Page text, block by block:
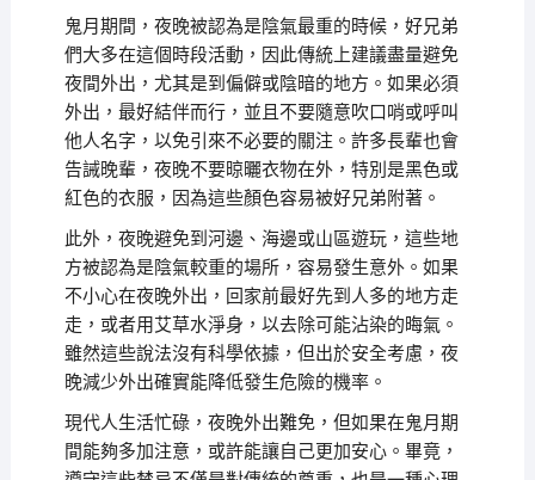
鬼月期間，夜晚被認為是陰氣最重的時候，好兄弟
們大多在這個時段活動，因此傳統上建議盡量避免
夜間外出，尤其是到偏僻或陰暗的地方。如果必須
外出，最好結伴而行，並且不要隨意吹口哨或呼叫
他人名字，以免引來不必要的關注。許多長輩也會
告誡晚輩，夜晚不要晾曬衣物在外，特別是黑色或
紅色的衣服，因為這些顏色容易被好兄弟附著。
此外，夜晚避免到河邊、海邊或山區遊玩，這些地
方被認為是陰氣較重的場所，容易發生意外。如果
不小心在夜晚外出，回家前最好先到人多的地方走
走，或者用艾草水淨身，以去除可能沾染的晦氣。
雖然這些說法沒有科學依據，但出於安全考慮，夜
晚減少外出確實能降低發生危險的機率。
現代人生活忙碌，夜晚外出難免，但如果在鬼月期
間能夠多加注意，或許能讓自己更加安心。畢竟，